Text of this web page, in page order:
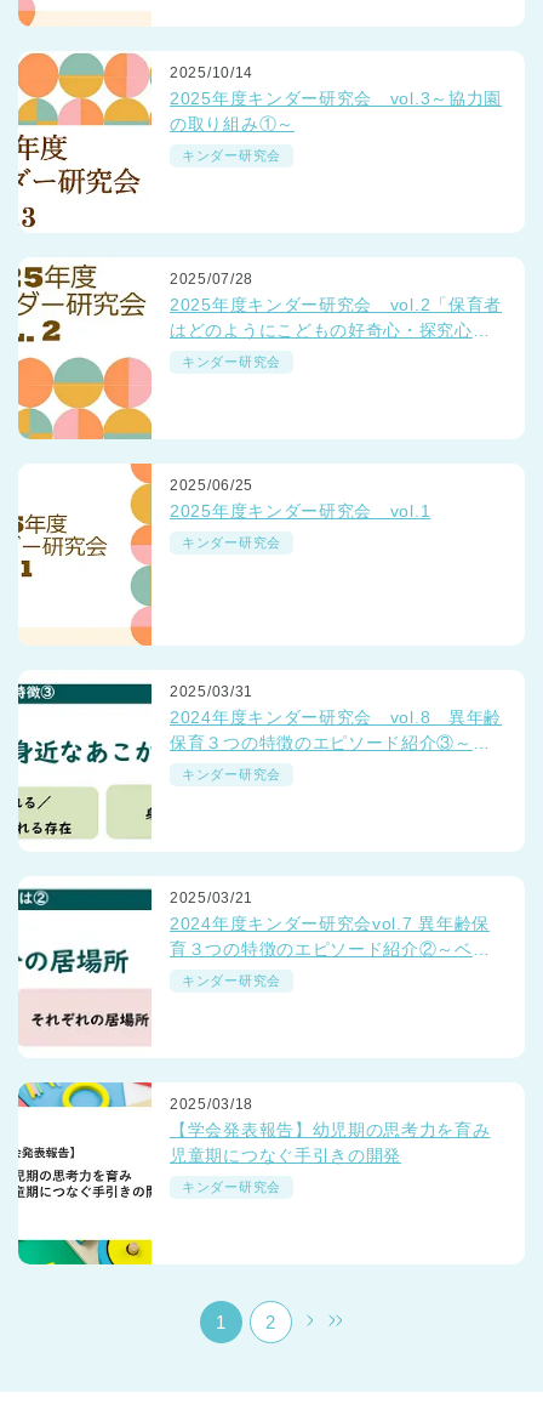
神奈川県 神奈川県 全域
千葉県
埼玉県
兵庫県 兵庫県 全域
2025/10/14
2025年度キンダー研究会 vol.3～協力園
の取り組み①～
キンダー研究会
2025/07/28
2025年度キンダー研究会 vol.2「保育者
はどのようにこどもの好奇心・探究心を
育てようとしているか」
キンダー研究会
2025/06/25
2025年度キンダー研究会 vol.1
キンダー研究会
2025/03/31
2024年度キンダー研究会 vol.8 異年齢
保育３つの特徴のエピソード紹介③～ベ
ネッセの保育園「つながるミーティン
キンダー研究会
2025/03/21
2024年度キンダー研究会vol.7 異年齢保
育３つの特徴のエピソード紹介②～ベネ
ッセの保育園「つながるミーティング」
キンダー研究会
2025/03/18
【学会発表報告】幼児期の思考力を育み
児童期につなぐ手引きの開発
キンダー研究会
1 2